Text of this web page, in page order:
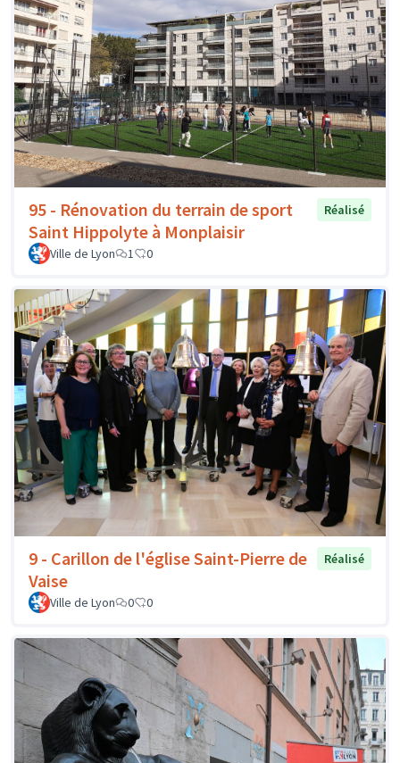
95 - Rénovation du terrain de sport
Saint Hippolyte à Monplaisir
Réalisé
Ville de Lyon 1 0
9 - Carillon de l'église Saint-Pierre de
Vaise
Réalisé
Ville de Lyon 0 0